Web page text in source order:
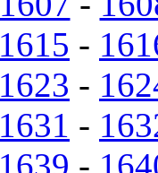
1615 -
1623 -
1631 -
1639 -